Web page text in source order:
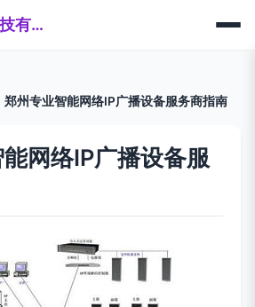
上海迈腾云网络科技有限公司
郑州专业智能网络IP广播设备服务商指南
网络IP广播设备服